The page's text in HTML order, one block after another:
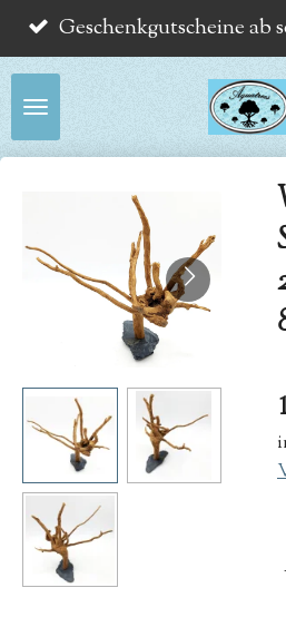
Zum
Hauptinhalt
springen
Geschenkgutscheine ab